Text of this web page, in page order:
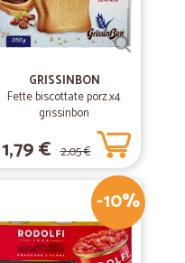
GRISSINBON
Fette biscottate porz.x4
grissinbon
1,79 € 2,05 €
-10%